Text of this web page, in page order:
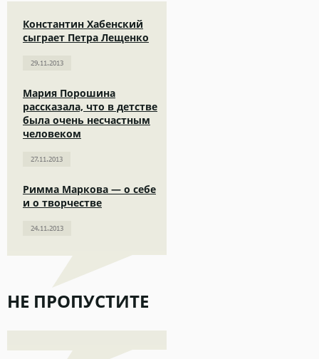
Константин Хабенский
сыграет Петра Лещенко
29.11.2013
Мария Порошина
рассказала, что в детстве
была очень несчастным
человеком
27.11.2013
Римма Маркова — о себе
и о творчестве
24.11.2013
НЕ ПРОПУСТИТЕ